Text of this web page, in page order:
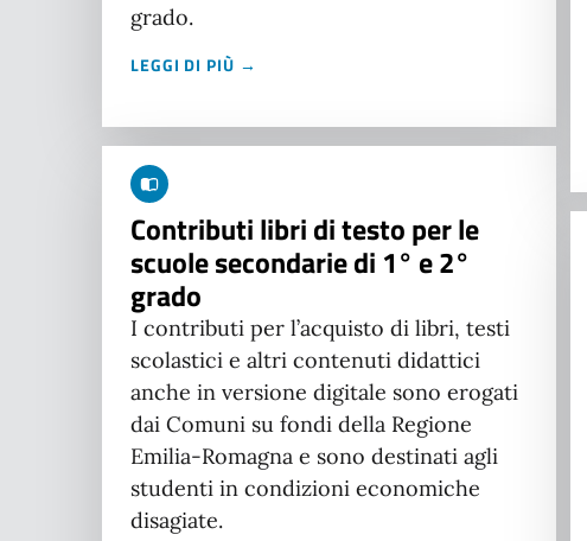
grado.
LEGGI DI PIÙ →
Contributi libri di testo per le
scuole secondarie di 1° e 2°
grado
I contributi per l’acquisto di libri, testi
scolastici e altri contenuti didattici
anche in versione digitale sono erogati
dai Comuni su fondi della Regione
Emilia-Romagna e sono destinati agli
studenti in condizioni economiche
disagiate.